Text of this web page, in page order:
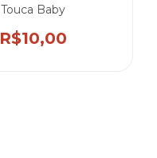
Touca Baby
R$10,00